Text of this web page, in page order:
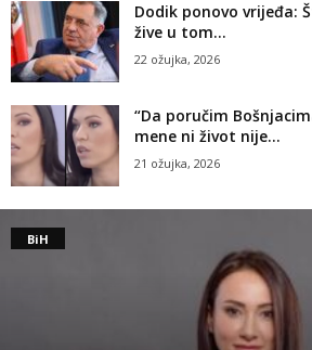
Dodik ponovo vrijeđa:
žive u tom...
22 ožujka, 2026
“Da poručim
mene ni život nije...
21 ožujka, 2026
BiH